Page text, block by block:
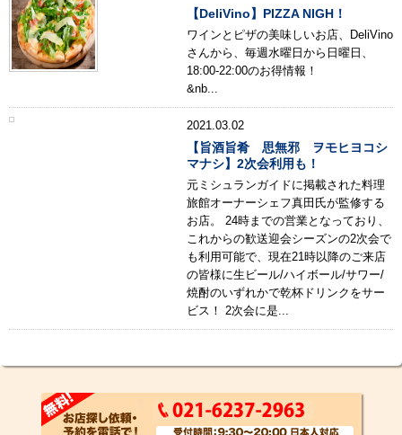
【DeliVino】PIZZA NIGH！
ワインとピザの美味しいお店、DeliVino
さんから、毎週水曜日から日曜日、
18:00-22:00のお得情報！
&nb...
2021.03.02
【旨酒旨肴 思無邪 ヲモヒヨコシ
マナシ】2次会利用も！
元ミシュランガイドに掲載された料理
旅館オーナーシェフ真田氏が監修する
お店。 24時までの営業となっており、
これからの歓送迎会シーズンの2次会で
も利用可能で、現在21時以降のご来店
の皆様に生ビール/ハイボール/サワー/
焼酎のいずれかで乾杯ドリンクをサー
ビス！ 2次会に是...